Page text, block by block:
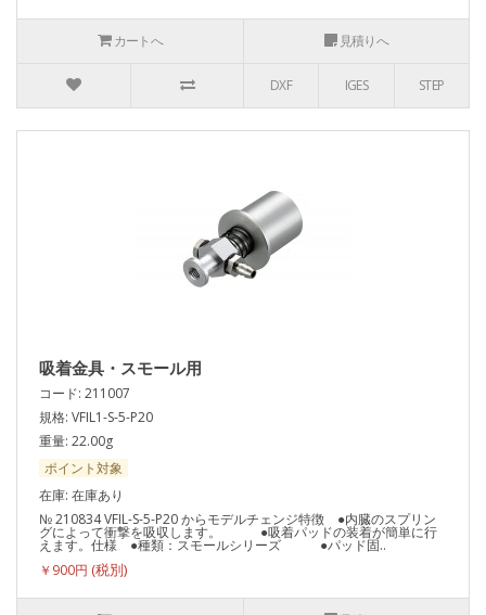
カートへ 見積りへ
DXF IGES STEP
吸着金具・スモール用
コード: 211007
規格: VFIL1-S-5-P20
重量: 22.00g
ポイント対象
在庫: 在庫あり
№ 210834 VFIL-S-5-P20 からモデルチェンジ特徴 ●内臓のスプリン
グによって衝撃を吸収します。 ●吸着パッドの装着が簡単に行
えます。仕様 ●種類：スモールシリーズ ●パッド固..
￥900円